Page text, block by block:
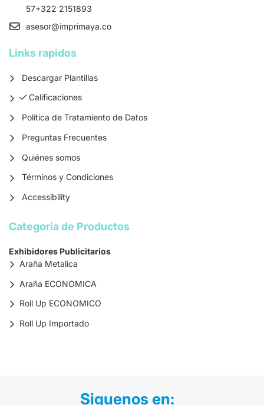
57+322 2151893
asesor@imprimaya.co
Links rapidos
Descargar Plantillas
Calificaciones
Calificaciones
Política de Tratamiento de Datos
Preguntas Frecuentes
Quiénes somos
Términos y Condiciones
Accessibility
Categoria de Productos
Exhibidores Publicitarios
Araña Metalica
Araña ECONOMICA
Roll Up ECONOMICO
Roll Up Importado
Siguenos en: